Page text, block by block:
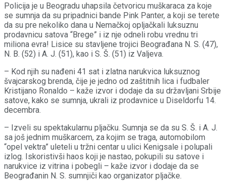
Policija je u Beogradu uhapsila četvoricu muškaraca za koje
se sumnja da su pripadnici bande Pink Panter, a koji se terete
da su pre nekoliko dana u Nemačkoj opljačkali luksuznu
prodavnicu satova “Brege” i iz nje odneli robu vrednu tri
miliona evra! Lisice su stavljene trojici Beograđana N. S. (47),
N. B. (52) i A. J. (51), kao i S. Š. (51) iz Valjeva.
– Kod njih su nađeni 41 sat i zlatna narukvica luksuznog
švajcarskog brenda, čije je jedno od zaštitnih lica i fudbaler
Kristijano Ronaldo – kaže izvor i dodaje da su državljani Srbije
satove, kako se sumnja, ukrali iz prodavnice u Diseldorfu 14.
decembra.
– Izveli su spektakularnu pljačku. Sumnja se da su S. Š. i A. J.
sa još jednim muškarcem, za kojim se traga, automobilom
“opel vektra” uleteli u tržni centar u ulici Kenigsale i polupali
izlog. Iskoristivši haos koji je nastao, pokupili su satove i
narukvice iz vitrina i pobegli – kaže izvor i dodaje da se
Beograđanin N. S. sumnjiči kao organizator pljačke.